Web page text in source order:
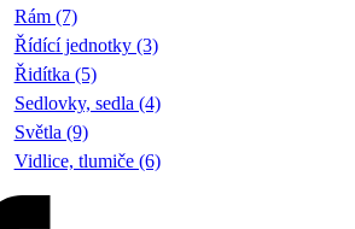
Rám (7)
Řídící jednotky (3)
Řidítka (5)
Sedlovky, sedla (4)
Světla (9)
Vidlice, tlumiče (6)